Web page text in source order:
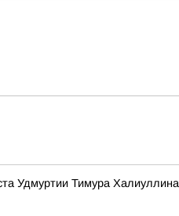
Удмуртии Тимура Халиуллина